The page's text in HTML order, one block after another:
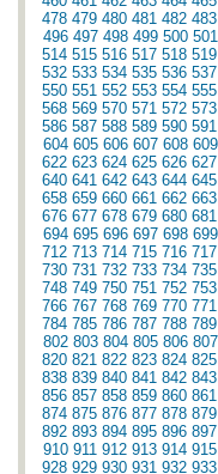
478 479 480 481 482 483
496 497 498 499 500 501
514 515 516 517 518 519
532 533 534 535 536 537
550 551 552 553 554 555
568 569 570 571 572 573
586 587 588 589 590 591
604 605 606 607 608 609
622 623 624 625 626 627
640 641 642 643 644 645
658 659 660 661 662 663
676 677 678 679 680 681
694 695 696 697 698 699
712 713 714 715 716 717
730 731 732 733 734 735
748 749 750 751 752 753
766 767 768 769 770 771
784 785 786 787 788 789
802 803 804 805 806 807
820 821 822 823 824 825
838 839 840 841 842 843
856 857 858 859 860 861
874 875 876 877 878 879
892 893 894 895 896 897
910 911 912 913 914 915
928 929 930 931 932 933